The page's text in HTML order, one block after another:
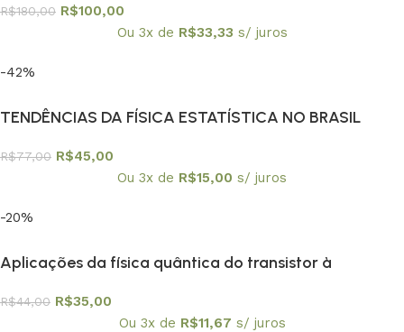
R$180,00 R$100,00
Ou 3x de R$33,33 s/ juros
-42%
TENDÊNCIAS DA FÍSICA ESTATÍSTICA NO BRASIL
R$77,00 R$45,00
Ou 3x de R$15,00 s/ juros
-20%
Aplicações da física quântica do transistor à
SBF
R$44,00 R$35,00
Ou 3x de R$11,67 s/ juros